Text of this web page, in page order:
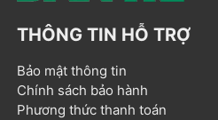
THÔNG TIN HỖ TRỢ
Bảo mật thông tin
Chính sách bảo hành
Phương thức thanh toán